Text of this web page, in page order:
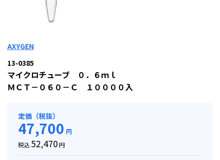
AXYGEN
13-0385
マイクロチューブ ０．６ｍｌ
ＭＣＴ－０６０－Ｃ １００００入
定価（税抜）
47,700 円
税込 52,470円